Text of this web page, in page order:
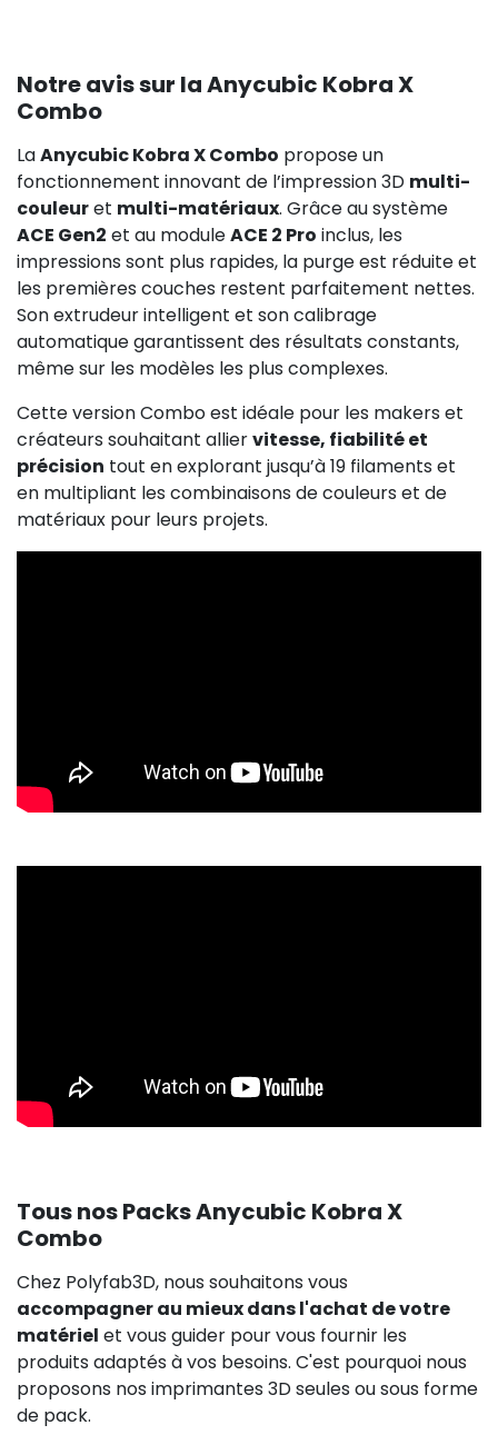
Notre avis sur la Anycubic Kobra X
Combo
LaAnycubic Kobra X Combo propose un
fonctionnement innovant de l’impression 3D multi-
couleuret multi-matériaux. Grâce au système
ACE Gen2 et au moduleACE 2 Pro inclus, les
impressions sont plus rapides, la purge est réduite et
les premières couches restent parfaitement nettes.
Son extrudeur intelligent et son calibrage
automatique garantissent des résultats constants,
même sur les modèles les plus complexes.
Cette version Combo est idéale pour les makers et
créateurs souhaitant alliervitesse, fiabilité et
précision tout en explorant jusqu’à 19 filaments et
en multipliant les combinaisons de couleurs et de
matériaux pour leurs projets.
Tous nos Packs Anycubic Kobra X
Combo
Chez Polyfab3D, nous souhaitons vous
accompagner au mieux dans l'achat de votre
matériel et vous guider pour vous fournir les
produits adaptés à vos besoins. C'est pourquoi nous
proposons nos imprimantes 3D seules ou sous forme
de pack.